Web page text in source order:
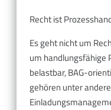
Recht ist
Es geht nicht um
um handlungsfähige
belastbar, BAG-
gehören unter